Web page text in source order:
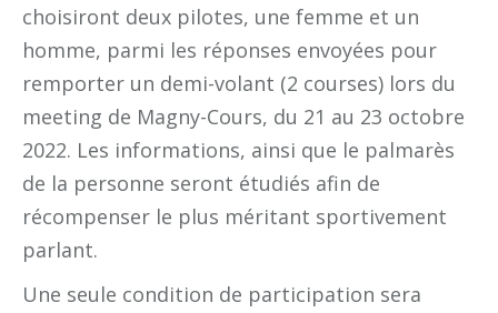
choisiront deux pilotes, une femme et un
homme, parmi les réponses envoyées pour
remporter un demi-volant (2 courses) lors du
meeting de Magny-Cours, du 21 au 23 octobre
2022. Les informations, ainsi que le palmarès
de la personne seront étudiés afin de
récompenser le plus méritant sportivement
parlant.
Une seule condition de participation sera